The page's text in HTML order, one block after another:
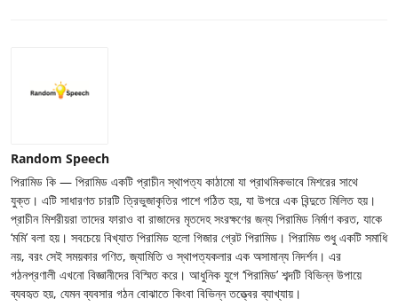
Random Speech
পিরামিড কি — পিরামিড একটি প্রাচীন স্থাপত্য কাঠামো যা প্রাথমিকভাবে মিশরের সাথে
যুক্ত। এটি সাধারণত চারটি ত্রিভুজাকৃতির পাশে গঠিত হয়, যা উপরে এক বিন্দুতে মিলিত হয়।
প্রাচীন মিশরীয়রা তাদের ফারাও বা রাজাদের মৃতদেহ সংরক্ষণের জন্য পিরামিড নির্মাণ করত, যাকে
‘মমি’ বলা হয়। সবচেয়ে বিখ্যাত পিরামিড হলো গিজার গ্রেট পিরামিড। পিরামিড শুধু একটি সমাধি
নয়, বরং সেই সময়কার গণিত, জ্যামিতি ও স্থাপত্যকলার এক অসামান্য নিদর্শন। এর
গঠনপ্রণালী এখনো বিজ্ঞানীদের বিস্মিত করে। আধুনিক যুগে ‘পিরামিড’ শব্দটি বিভিন্ন উপায়ে
ব্যবহৃত হয়, যেমন ব্যবসার গঠন বোঝাতে কিংবা বিভিন্ন তত্ত্বের ব্যাখ্যায়।